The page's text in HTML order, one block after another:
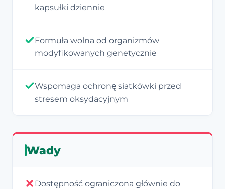
kapsułki dziennie
Formuła wolna od organizmów
modyfikowanych genetycznie
Wspomaga ochronę siatkówki przed
stresem oksydacyjnym
Wady
Dostępność ograniczona głównie do